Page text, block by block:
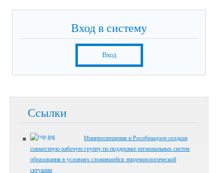
Вход в систему
Вход
Ссылки
Минпросвещения и Рособрнадзор создали
совместную рабочую группу по поддержке региональных систем
образования в условиях сложившейся эпидемиологической
ситуации